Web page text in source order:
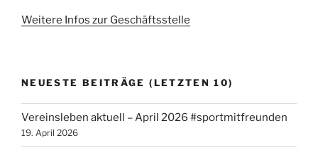
Weitere Infos zur Geschäftsstelle
NEUESTE BEITRÄGE (LETZTEN 10)
Vereinsleben aktuell – April 2026 #sportmitfreunden
19. April 2026